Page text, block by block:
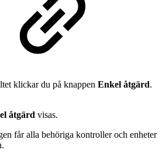
klickar du på knappen Enkel åtgärd.
åtgärd visas.
får alla behöriga kontroller och enheter